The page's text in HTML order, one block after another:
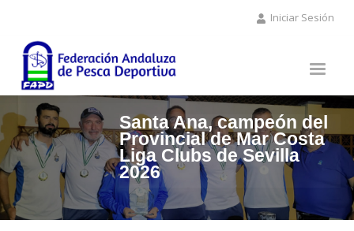
contenido
principal
Iniciar Sesión
Santa Ana, campeón del
Provincial de Mar Costa
Liga Clubs de Sevilla
2026